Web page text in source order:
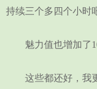
持续三个多四个小时
魅力值也增加了
这些都还好，我更